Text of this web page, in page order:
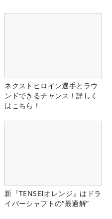
ネクストヒロイン選手とラウ
ンドできるチャンス！詳しく
はこちら！
新『TENSEIオレンジ』はドラ
イバーシャフトの“最適解”